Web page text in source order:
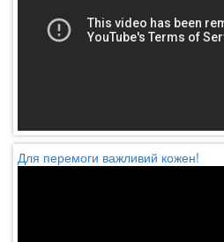
Для перемоги важливий кожен!